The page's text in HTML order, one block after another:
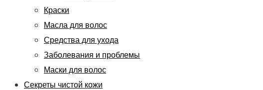
Краски
Масла для волос
Средства для ухода
Заболевания и проблемы
Маски для волос
Секреты чистой кожи